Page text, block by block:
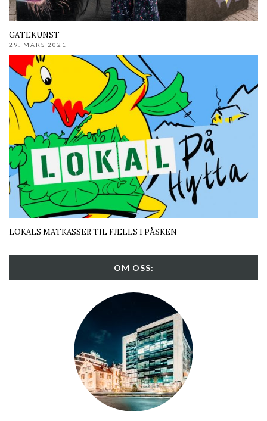
GATEKUNST
29. MARS 2021
LOKALS MATKASSER TIL FJELLS I PÅSKEN
OM OSS: